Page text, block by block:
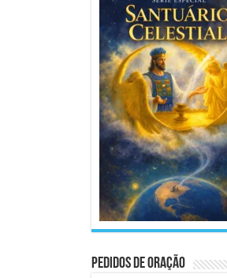
Pedidos de Oração